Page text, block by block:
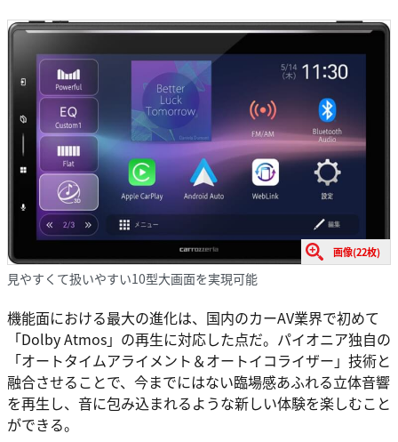
画像(22枚)
見やすくて扱いやすい10型大画面を実現可能
機能面における最大の進化は、国内のカーAV業界で初めて
「Dolby Atmos」の再生に対応した点だ。パイオニア独自の
「オートタイムアライメント＆オートイコライザー」技術と
融合させることで、今までにはない臨場感あふれる立体音響
を再生し、音に包み込まれるような新しい体験を楽しむこと
ができる。